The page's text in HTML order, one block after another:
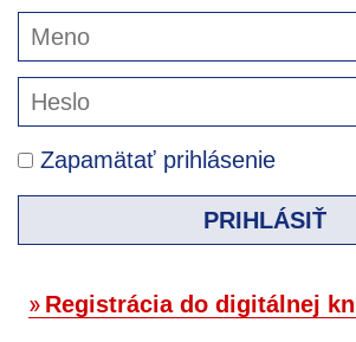
Zapamätať prihlásenie
PRIHLÁSIŤ
Registrácia do digitálnej